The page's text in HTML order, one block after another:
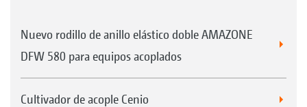
Nuevo rodillo de anillo elástico doble AMAZONE
DFW 580 para equipos acoplados
Cultivador de acople Cenio